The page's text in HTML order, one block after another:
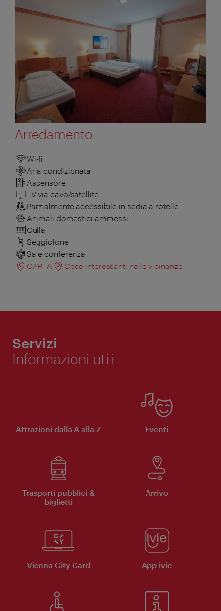
Arredamento
Wi-fi
Aria condizionata
Ascensore
TV via cavo/satellite
Parzialmente accessibile in sedia a rotelle
Animali domestici ammessi
Culla
Seggiolone
Sale conferenza
CARTA
Cose interessanti nelle vicinanze
Servizi
Informazioni utili
Attrazioni dalla A alla Z Eventi
Trasporti pubblici &
biglietti
Arrivo
Vienna City Card App ivie